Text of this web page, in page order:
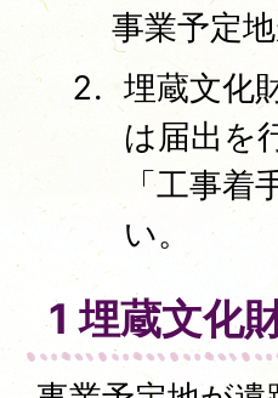
事業予定
埋蔵文化
は届出を
「工事
い。
1 埋蔵文化